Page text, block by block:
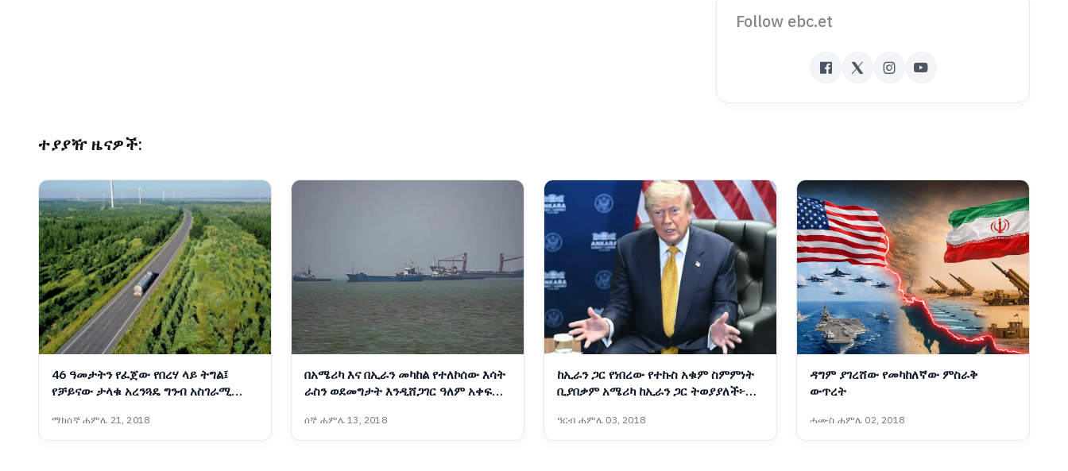
Follow ebc.et
ተያያዥ ዜናዎች:
46 ዓመታትን የፈጀው የበረሃ ላይ ትግል፤
የቻይናው ታላቁ አረንጓዴ ግንብ አስገራሚ
ማክሰኞ ሐምሌ 21, 2018
በአሜሪካ እና በኢራን መካከል የተለኮሰው እሳት
ራስን ወደመግታት እንዲሸጋገር ዓለም አቀፍ
ሰኞ ሐምሌ 13, 2018
ከኢራን ጋር የነበረው የተኩስ አቁም ስምምነት
ቢያበቃም አሜሪካ ከኢራን ጋር ትወያያለች፦
ዓርብ ሐምሌ 03, 2018
ዳግም ያገረሸው የመካከለኛው ምስራቅ
ውጥረት
ሓሙስ ሐምሌ 02, 2018